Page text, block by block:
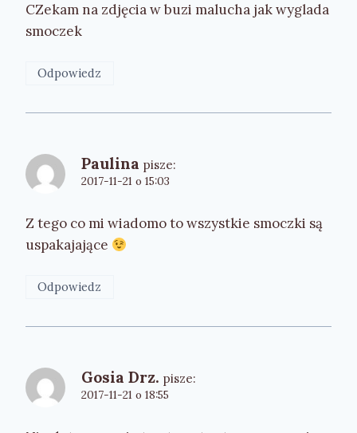
CZekam na zdjęcia w buzi malucha jak wyglada
smoczek
Odpowiedz
Paulina pisze:
2017-11-21 o 15:03
Z tego co mi wiadomo to wszystkie smoczki są
uspakajające
Odpowiedz
Gosia Drz. pisze:
2017-11-21 o 18:55